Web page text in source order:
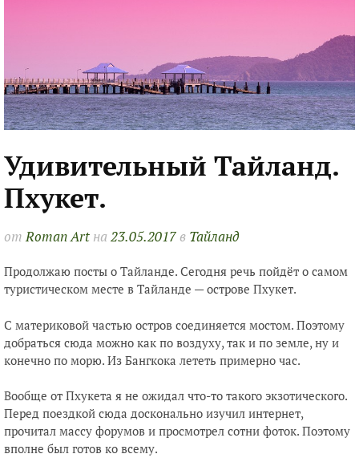
Удивительный Тайланд.
Пхукет.
отRoman Art на23.05.2017 в Тайланд
Продолжаю посты о Тайланде. Сегодня речь пойдёт о самом
туристическом месте в Тайланде — острове Пхукет.
С материковой частью остров соединяется мостом. Поэтому
добраться сюда можно как по воздуху, так и по земле, ну и
конечно по морю. Из Бангкока лететь примерно час.
Вообще от Пхукета я не ожидал что-то такого экзотического.
Перед поездкой сюда досконально изучил интернет,
прочитал массу форумов и просмотрел сотни фоток. Поэтому
вполне был готов ко всему.